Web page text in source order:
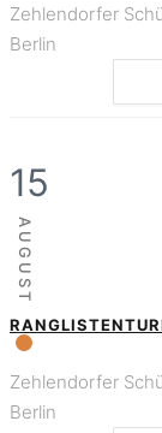
Zehlendorfer
Berlin
15
AUGUST
Zehlendorfer
Berlin